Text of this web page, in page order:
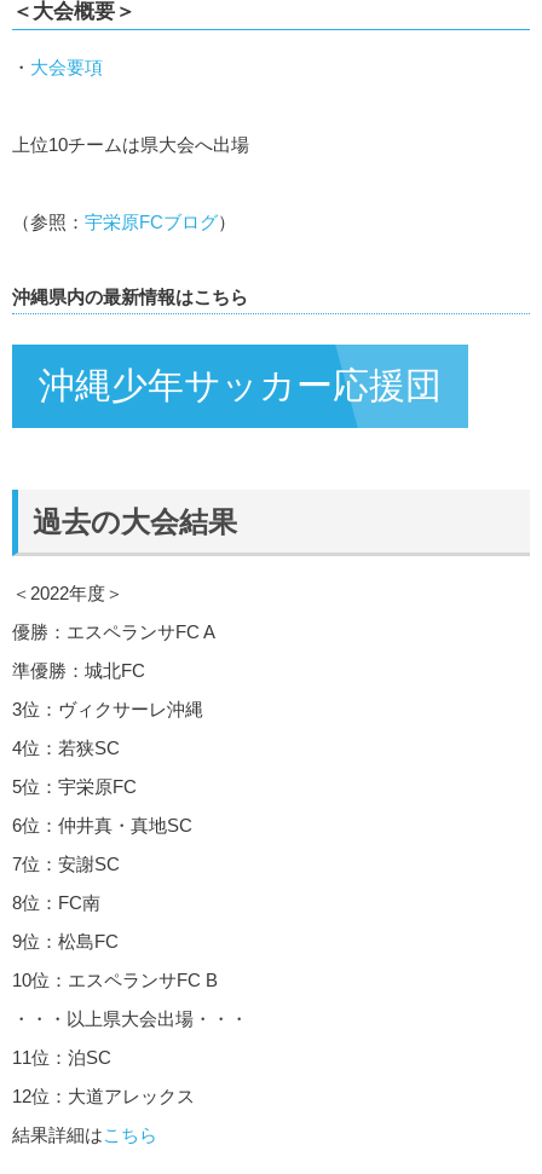
＜大会概要＞
・ 大会要項
上位10チームは県大会へ出場
（参照： 宇栄原FCブログ）
沖縄県内の最新情報はこちら
沖縄少年サッカー応援団
過去の大会結果
＜2022年度＞
優勝：エスペランサFC A
準優勝：城北FC
3位：ヴィクサーレ沖縄
4位：若狭SC
5位：宇栄原FC
6位：仲井真・真地SC
7位：安謝SC
8位：FC南
9位：松島FC
10位：エスペランサFC B
・・・以上県大会出場・・・
11位：泊SC
12位：大道アレックス
結果詳細はこちら